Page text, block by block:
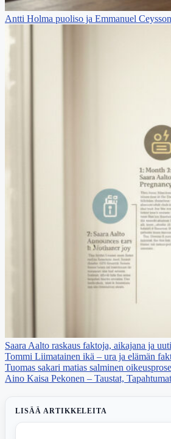
Antti Holma puoliso ja Emmanuel
Saara Aalto raskaus faktoja, aikajana ja
Tommi Liimatainen ikä – ura ja elämän
Tuomas sakari matias salminen
Aino Kaisa Pekonen – Taustat,
LISÄÄ ARTIKKELEITA